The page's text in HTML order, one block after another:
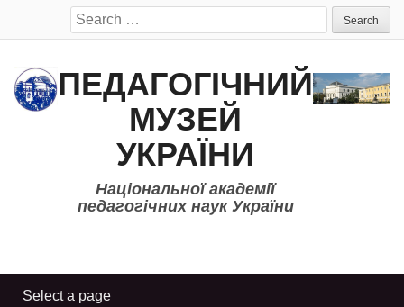
Search
for:
ПЕДАГОГІЧНИЙ
МУЗЕЙ
УКРАЇНИ
Національної академії
педагогічних наук України